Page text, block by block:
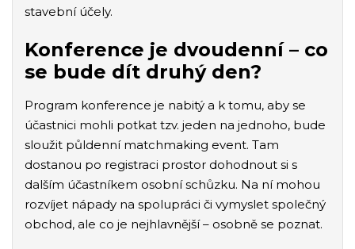
stavební účely.
Konference je dvoudenní – co
se bude dít druhý den?
Program konference je nabitý a k tomu, aby se
účastnici mohli potkat tzv. jeden na jednoho, bude
sloužit půldenní matchmaking event. Tam
dostanou po registraci prostor dohodnout si s
dalším účastníkem osobní schůzku. Na ní mohou
rozvíjet nápady na spolupráci či vymyslet společný
obchod, ale co je nejhlavnější – osobně se poznat.